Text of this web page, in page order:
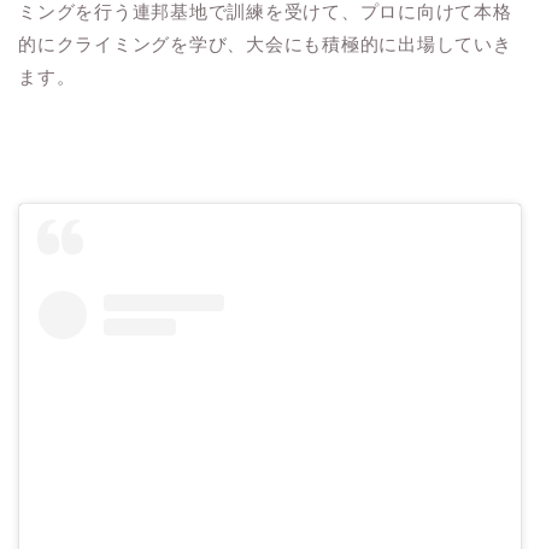
ミングを行う連邦基地で訓練を受けて、プロに向けて本格
的にクライミングを学び、大会にも積極的に出場していき
ます。